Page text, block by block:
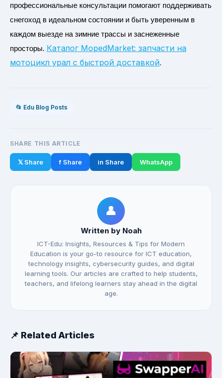
профессиональные консультации помогают поддерживать
снегоход в идеальном состоянии и быть уверенным в
каждом выезде на зимние трассы и заснеженные
просторы. Каталог MopedMarket: запчасти на
мотоцикл урал с быстрой доставкой.
📂 Edu Blog Posts
SHARE THIS ARTICLE
𝕏 Share f Share in Share WhatsApp
👤
Written by Noah
ICT-Edu: Insights, Resources & Tips for Modern
Education is your go-to resource for ICT education,
technology insights, cybersecurity guides, and digital
learning tools. Our articles are crafted to help students,
teachers, and lifelong learners stay ahead in the digital
age.
📌 Related Articles